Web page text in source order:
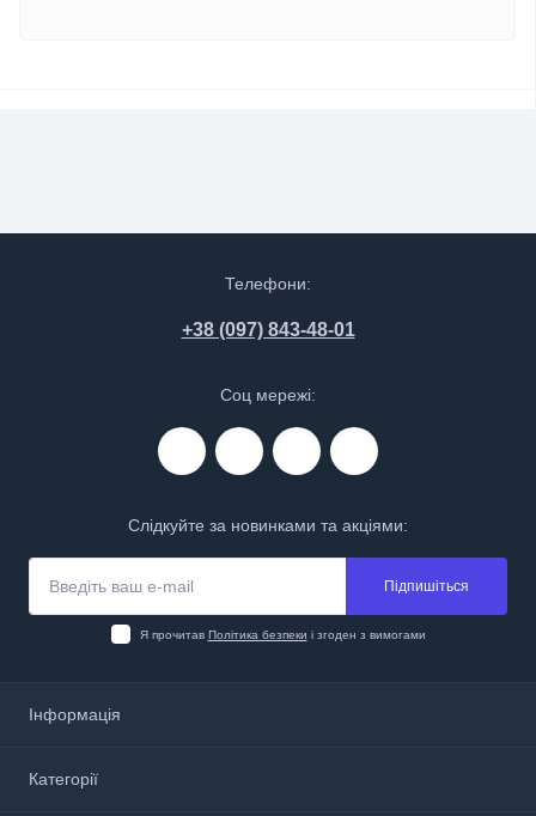
Телефони:
+38 (097) 843-48-01
Соц мережі:
Слідкуйте за новинками та акціями:
Підпишіться
Я прочитав Політика безпеки і згоден з вимогами
Інформація
Доставка і оплата
Категорії